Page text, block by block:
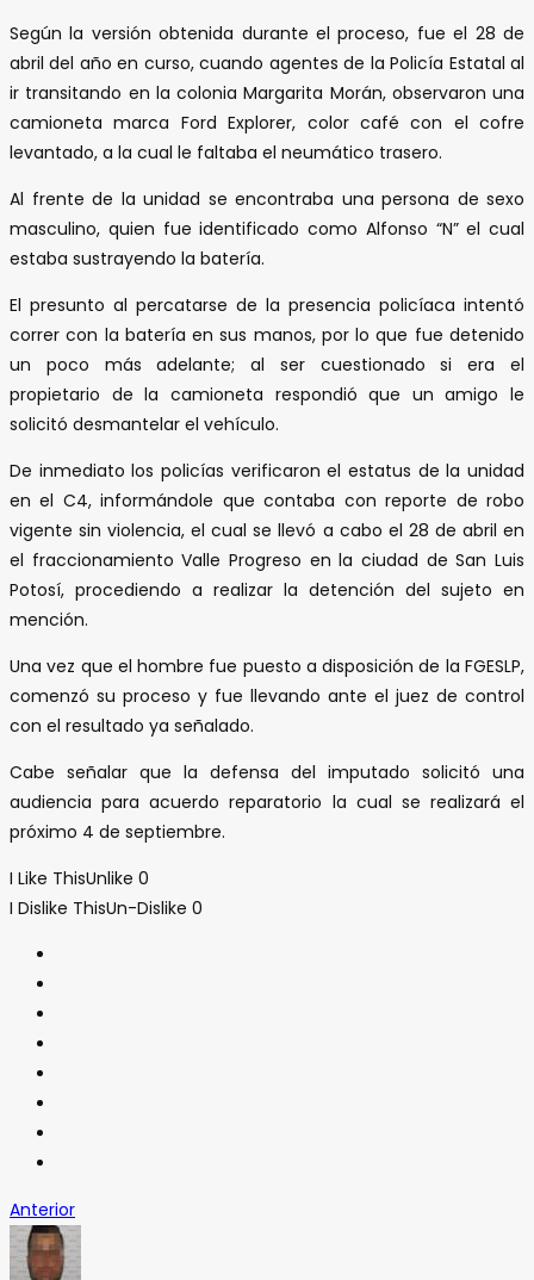
Según la versión obtenida durante el proceso, fue el 28 de
abril del año en curso, cuando agentes de la Policía Estatal al
ir transitando en la colonia Margarita Morán, observaron una
camioneta marca Ford Explorer, color café con el cofre
levantado, a la cual le faltaba el neumático trasero.
Al frente de la unidad se encontraba una persona de sexo
masculino, quien fue identificado como Alfonso “N” el cual
estaba sustrayendo la batería.
El presunto al percatarse de la presencia policíaca intentó
correr con la batería en sus manos, por lo que fue detenido
un poco más adelante; al ser cuestionado si era el
propietario de la camioneta respondió que un amigo le
solicitó desmantelar el vehículo.
De inmediato los policías verificaron el estatus de la unidad
en el C4, informándole que contaba con reporte de robo
vigente sin violencia, el cual se llevó a cabo el 28 de abril en
el fraccionamiento Valle Progreso en la ciudad de San Luis
Potosí, procediendo a realizar la detención del sujeto en
mención.
Una vez que el hombre fue puesto a disposición de la FGESLP,
comenzó su proceso y fue llevando ante el juez de control
con el resultado ya señalado.
Cabe señalar que la defensa del imputado solicitó una
audiencia para acuerdo reparatorio la cual se realizará el
próximo 4 de septiembre.
I Like ThisUnlike 0
I Dislike ThisUn-Dislike 0
Anterior